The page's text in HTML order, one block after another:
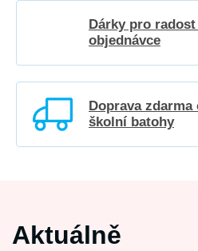
Dárky pro
objednávce
Doprava zdarma
školní batohy
Aktuálně